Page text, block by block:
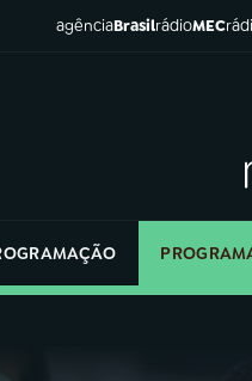
agênciaBrasilrádioMEC